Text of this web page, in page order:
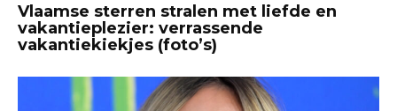
Vlaamse sterren stralen met liefde en
vakantieplezier: verrassende
vakantiekiekjes (foto’s)